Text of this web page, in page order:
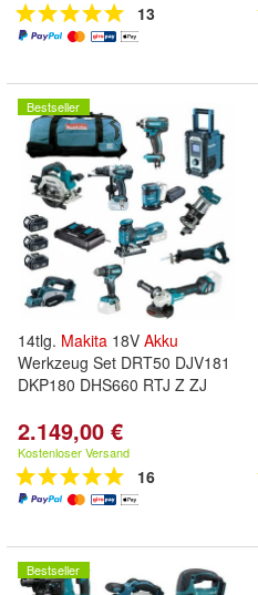
13
Bestseller
14tlg. Makita 18V Akku
Werkzeug Set DRT50 DJV181
DKP180 DHS660 RTJ Z ZJ
2.149,00 €
Kostenloser Versand
16
Bestseller